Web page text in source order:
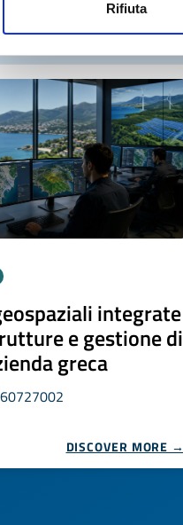
Rifiuta
on
integrate
e gestione di
greca
DISCOVER MORE →